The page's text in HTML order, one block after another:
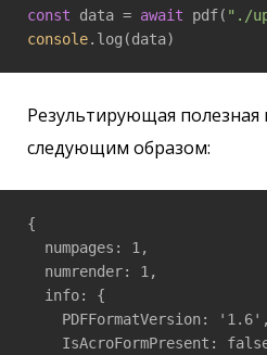
const data = await pdf( "./
console.log(data)
Результирующая полезная
следующим образом:
{
  numpages: 1,
  numrender: 1,
  info: {
    PDFFormatVersion: '1.6',
IsAcroFormPresent: